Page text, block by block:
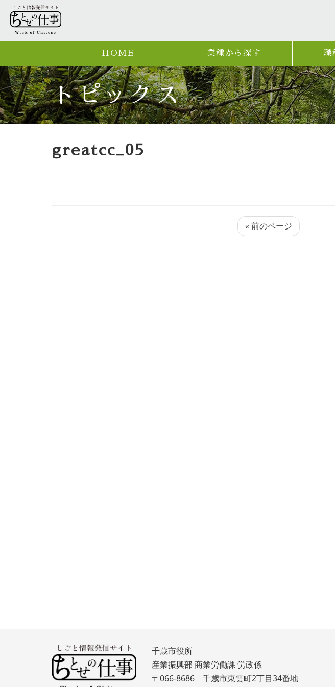
HOME 業種から探す 職
トピックス
greatcc_05
« 前のページ
千歳市役所
産業振興部 商業労働課 労政係
〒066-8686 千歳市東雲町2丁目34番地